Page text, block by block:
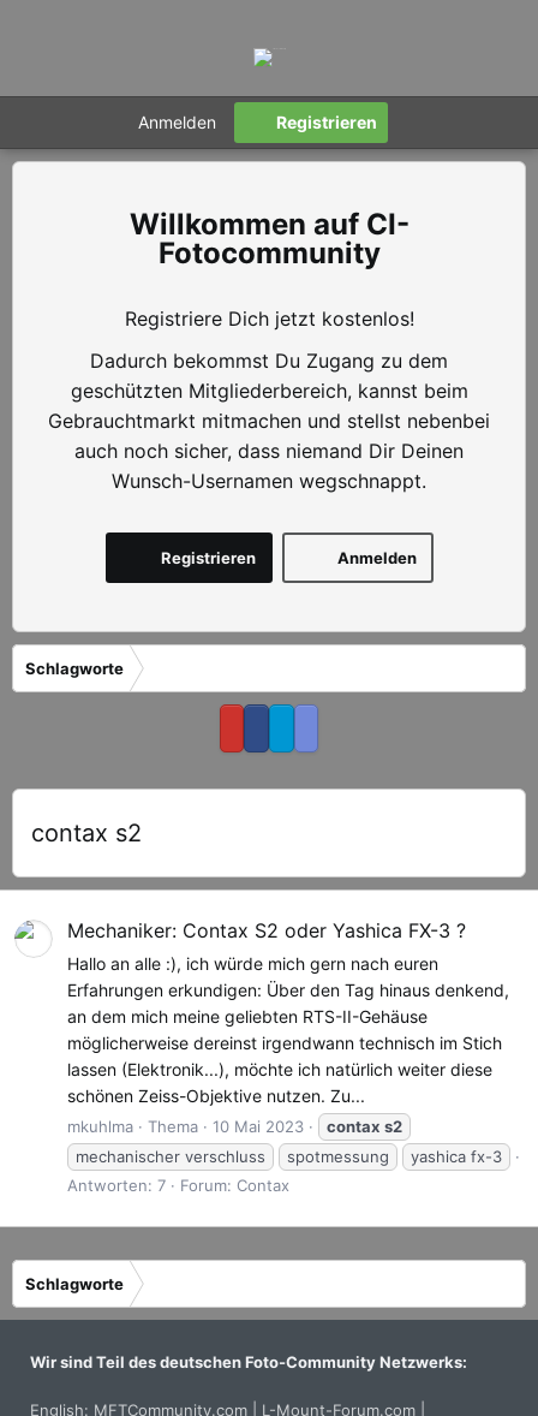
Anmelden Registrieren
CI-
Fotocommunity
Registriere Dich jetzt kostenlos!
Dadurch bekommst Du Zugang zu dem
geschützten Mitgliederbereich, kannst beim
Gebrauchtmarkt mitmachen und stellst nebenbei
auch noch sicher, dass niemand Dir Deinen
Wunsch-Usernamen wegschnappt.
Anmelden
Registrieren
Schlagworte
contax s2
Mechaniker: Contax S2 oder Yashica FX-3 ?
Hallo an alle :), ich würde mich gern nach euren
Erfahrungen erkundigen: Über den Tag hinaus denkend,
an dem mich meine geliebten RTS-II-Gehäuse
möglicherweise dereinst irgendwann technisch im Stich
lassen (Elektronik...), möchte ich natürlich weiter diese
schönen Zeiss-Objektive nutzen. Zu...
mkuhlma Thema 10 Mai 2023 contax s2
mechanischer verschluss
spotmessung
yashica fx-3
Antworten: 7
Forum: Contax
Schlagworte
Wir sind Teil des deutschen Foto-Community Netzwerks:
English: MFTCommunity.com L-Mount-Forum.com